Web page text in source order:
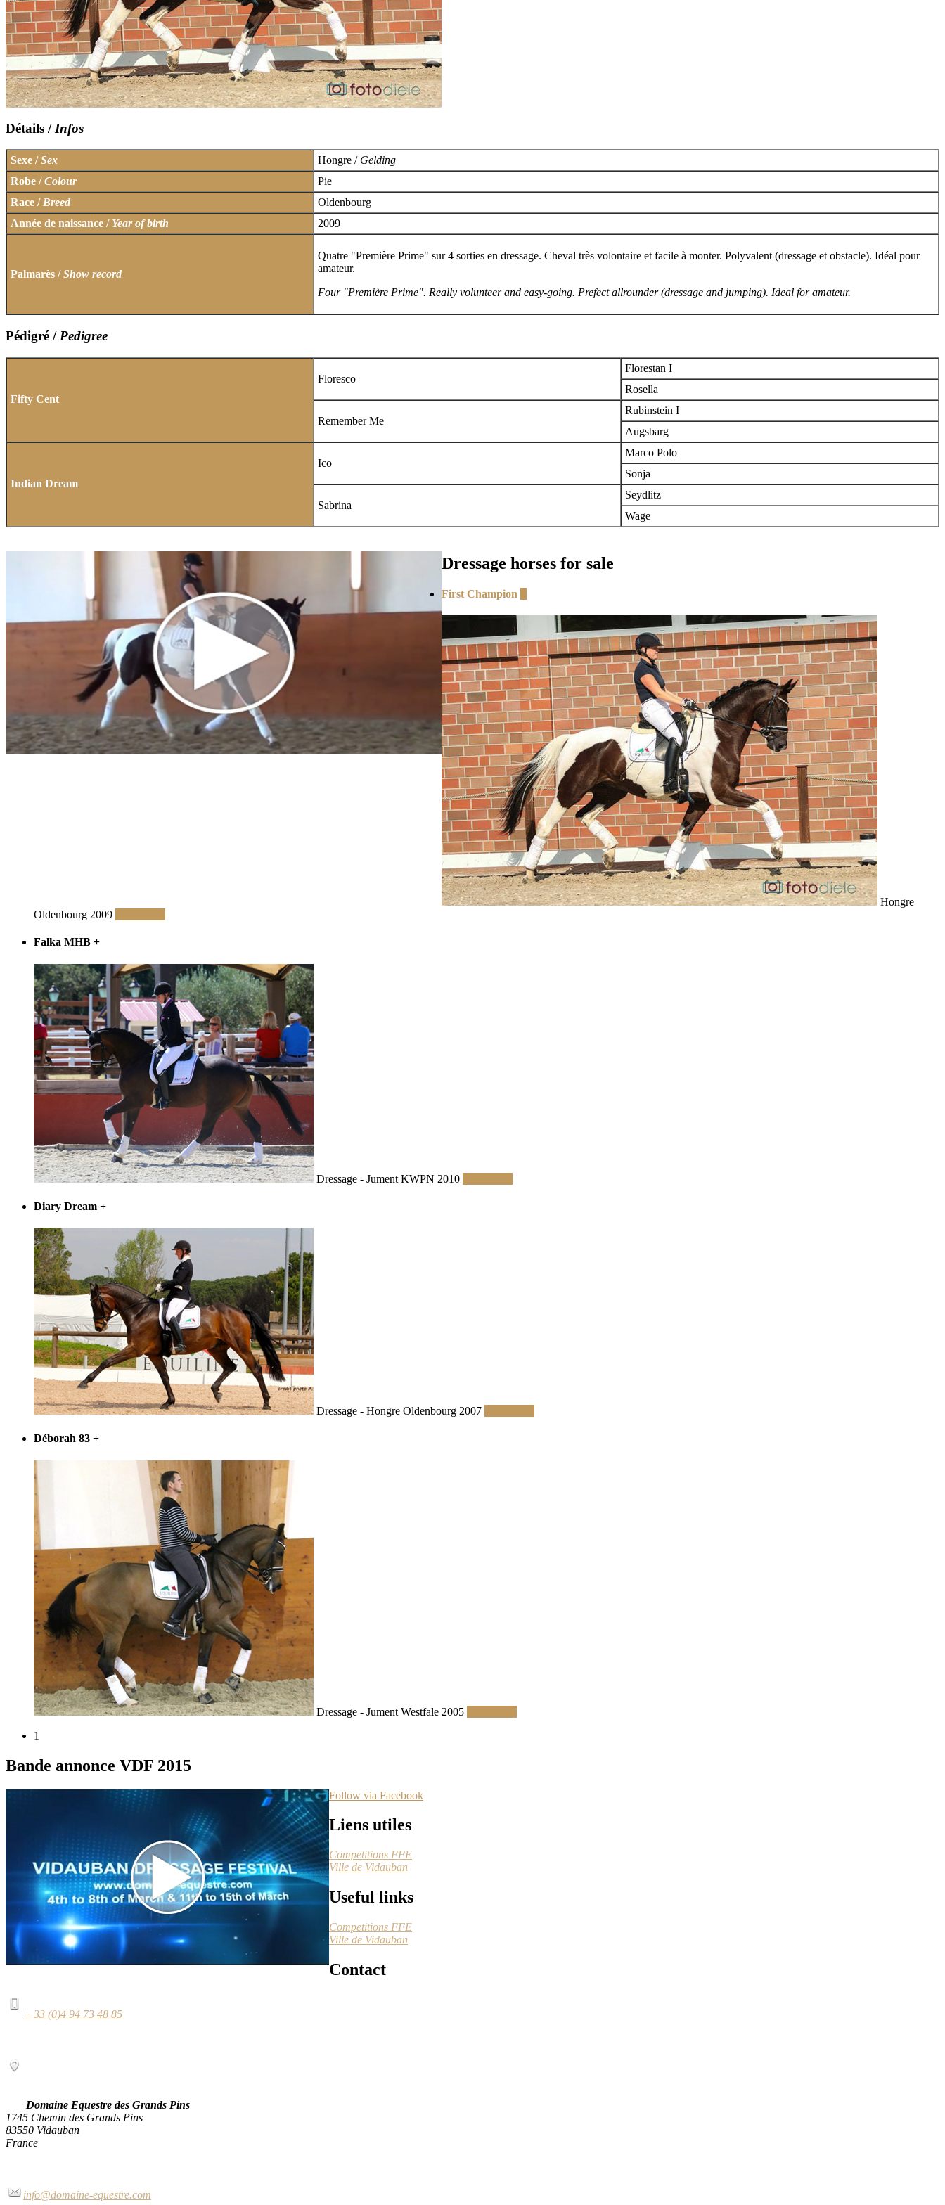
Détails / Infos
Sexe /Sex Hongre / Gelding
Robe /Colour
Pie
Race / Breed
Oldenbourg
Année de naissance / Year of birth 2009
Palmarès /Show record
Quatre "Première Prime" sur 4 sorties en dressage. Cheval très volontaire et facile à monter. Polyvalent (dressage et obstacle). Idéal pour
amateur.
Four "Première Prime". Really volunteer and easy-going. Prefect allrounder (dressage and jumping). Ideal for amateur.
Pédigré / Pedigree
Fifty Cent
Floresco
Florestan I
Rosella
Remember Me
Rubinstein I
Augsbarg
Indian Dream
Ico
Marco Polo
Sonja
Sabrina
Seydlitz
Wage
Dressage horses for sale
First Champion
Hongre
Oldenbourg 2009
Falka MHB +
Dressage - Jument KWPN 2010
Diary Dream +
Dressage - Hongre Oldenbourg 2007
Déborah 83 +
Dressage - Jument Westfale 2005
1
Bande annonce VDF 2015
Follow via Facebook
Liens utiles
Competitions FFE
Ville de Vidauban
Useful links
Competitions FFE
Ville de Vidauban
Contact
+ 33 (0)4 94 73 48 85
Domaine Equestre des Grands Pins
1745 Chemin des Grands Pins
83550 Vidauban
France
info@domaine-equestre.com